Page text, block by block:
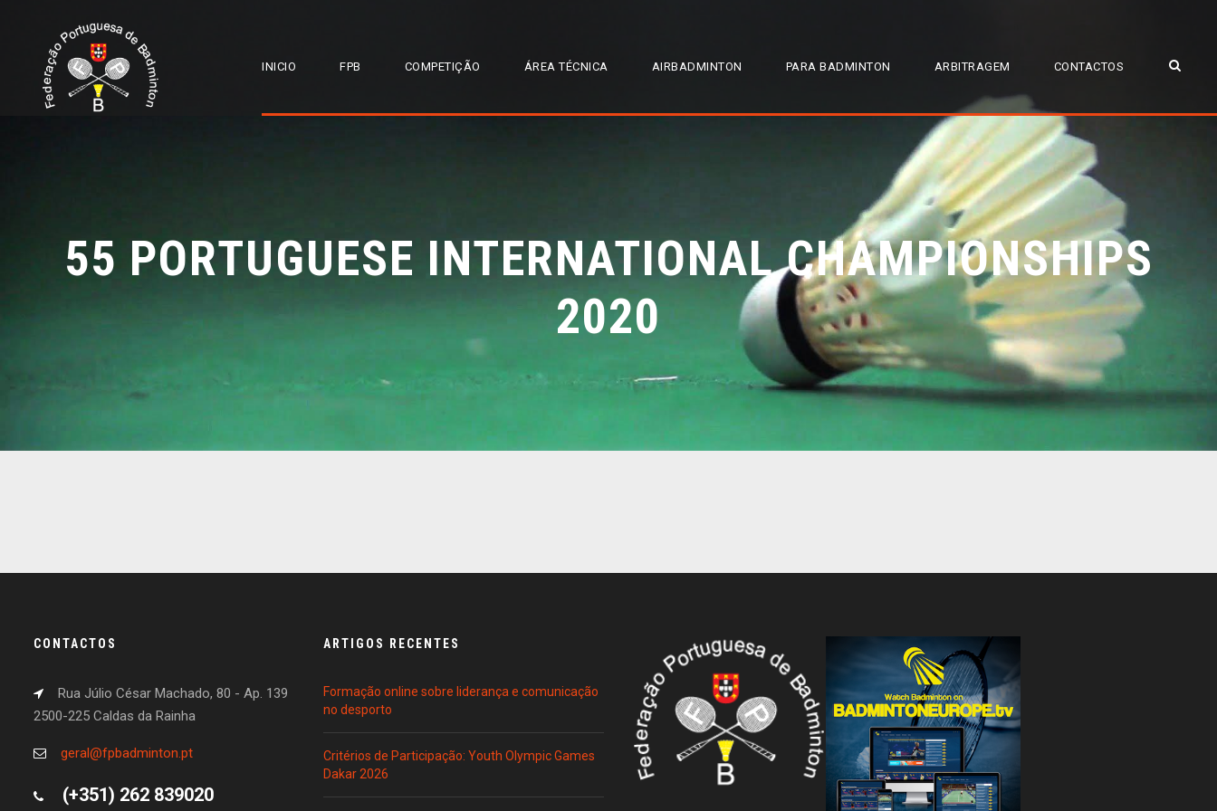
INICIO FPB COMPETIÇÃO ÁREA TÉCNICA AIRBADMINTON PARA BADMINTON ARBITRAGEM CONTACTOS
55 PORTUGUESE INTERNATIONAL CHAMPIONSHIPS
2020
CONTACTOS
Rua Júlio César Machado, 80 - Ap. 139
2500-225 Caldas da Rainha
geral@fpbadminton.pt
(+351) 262 839020
ARTIGOS RECENTES
Formação online sobre liderança e comunicação
no desporto
Critérios de Participação: Youth Olympic Games
Dakar 2026